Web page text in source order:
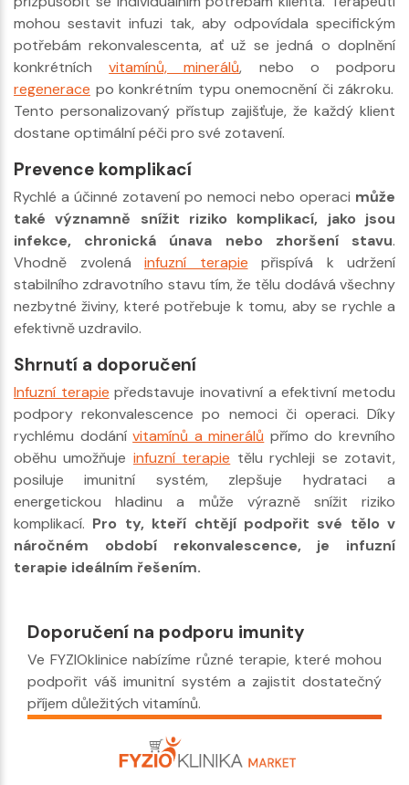
mohou sestavit infuzi tak, aby odpovídala specifickým
potřebám rekonvalescenta, ať už se jedná o doplnění
konkrétníchvitamínů, minerálů, nebo o podporu
regenerace po konkrétním typu onemocnění či zákroku.
Tento personalizovaný přístup zajišťuje, že každý klient
dostane optimální péči pro své zotavení.
Prevence komplikací
Rychlé a účinné zotavení po nemoci nebo operaci může
také významně snížit riziko komplikací, jako jsou
infekce, chronická únava nebo zhoršení stavu.
Vhodně zvolená infuzní terapie přispívá k udržení
stabilního zdravotního stavu tím, že tělu dodává všechny
nezbytné živiny, které potřebuje k tomu, aby se rychle a
efektivně uzdravilo.
Shrnutí a doporučení
Infuzní terapie představuje inovativní a efektivní metodu
podpory rekonvalescence po nemoci či operaci. Díky
rychlému dodánívitamínů a minerálů přímo do krevního
oběhu umožňuje infuzní terapie tělu rychleji se zotavit,
posiluje imunitní systém, zlepšuje hydrataci a
energetickou hladinu a může výrazně snížit riziko
komplikací. Pro ty, kteří chtějí podpořit své tělo v
náročném období rekonvalescence, je infuzní
terapie ideálním řešením.
Doporučení na podporu imunity
Ve FYZIOklinice nabízíme různé terapie, které mohou
podpořit váš imunitní systém a zajistit dostatečný
příjem důležitých vitamínů.